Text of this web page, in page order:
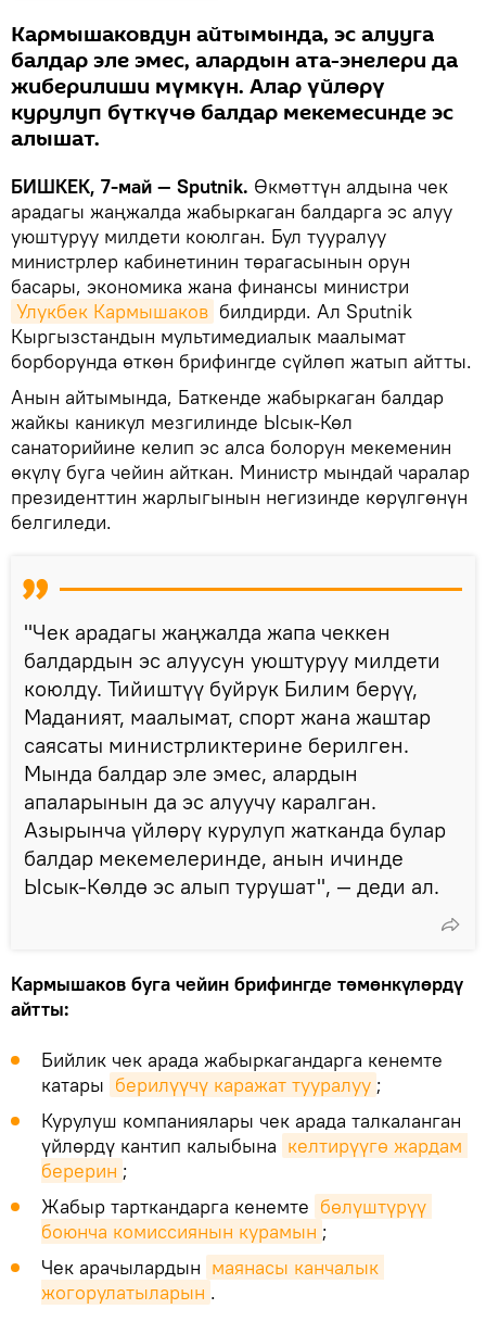
Кармышаковдун айтымында, эс алууга
балдар эле эмес, алардын ата-энелери да
жиберилиши мүмкүн. Алар үйлөрү
курулуп бүткүчө балдар мекемесинде эс
алышат.
БИШКЕК, 7-май — Sputnik. Өкмөттүн алдына чек
арадагы жаңжалда жабыркаган балдарга эс алуу
уюштуруу милдети коюлган. Бул тууралуу
министрлер кабинетинин төрагасынын орун
басары, экономика жана финансы министри
Улукбек Кармышаков билдирди. Ал Sputnik
Кыргызстандын мультимедиалык маалымат
борборунда өткөн брифингде сүйлөп жатып айтты.
Анын айтымында, Баткенде жабыркаган балдар
жайкы каникул мезгилинде Ысык-Көл
санаторийине келип эс алса болорун мекеменин
өкүлү буга чейин айткан. Министр мындай чаралар
президенттин жарлыгынын негизинде көрүлгөнүн
белгиледи.
"Чек арадагы жаңжалда жапа чеккен
балдардын эс алуусун уюштуруу милдети
коюлду. Тийиштүү буйрук Билим берүү,
Маданият, маалымат, спорт жана жаштар
саясаты министрликтерине берилген.
Мында балдар эле эмес, алардын
апаларынын да эс алуучу каралган.
Азырынча үйлөрү курулуп жатканда булар
балдар мекемелеринде, анын ичинде
Ысык-Көлдө эс алып турушат", — деди ал.
Кармышаков буга чейин брифингде төмөнкүлөрдү
айтты:
Бийлик чек арада жабыркагандарга кенемте
катары берилүүчү каражат тууралуу ;
Курулуш компаниялары чек арада талкаланган
үйлөрдү кантип калыбына келтирүүгө жардам
берерин ;
Жабыр тарткандарга кенемте бөлүштүрүү
боюнча комиссиянын курамын ;
Чек арачылардын маянасы канчалык
жогорулатыларын .